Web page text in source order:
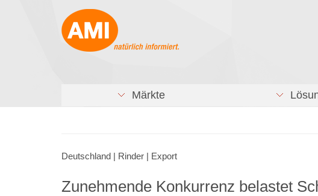
Märkte
Deutschland | Rinder | Export
Zunehmende Konkurrenz belastet